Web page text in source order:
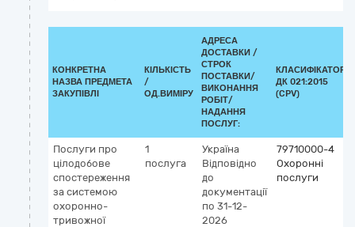
КОНКРЕТНА
НАЗВА ПРЕДМЕТА
ЗАКУПІВЛІ
КІЛЬКІСТЬ
/
ОД.ВИМІРУ
АДРЕСА
ДОСТАВКИ /
СТРОК
ПОСТАВКИ/
ВИКОНАННЯ
РОБІТ/
НАДАННЯ
ПОСЛУГ:
КЛАСИФІКАТОР
ДК 021:2015
(CPV)
Послуги про
цілодобове
спостереження
за системою
охоронно-
тривожної
1
послуга
Україна
Відповідно
до
документації
по 31-12-
2026
79710000-4
Охоронні
послуги